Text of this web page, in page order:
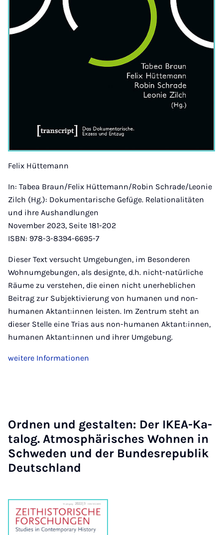
Felix Hüttemann
In: Tabea Braun/Felix Hüttemann/Robin Schrade/Leonie
Zilch (Hg.): Dokumentarische Gefüge. Relationalitäten
und ihre Aushandlungen
November 2023, Seite 181-202
ISBN: 978-3-8394-6695-7
Dieser Text versucht Umgebungen, im Besonderen
Wohnumgebungen, als designte, d.h. nicht-natürliche
Räume zu verstehen, die einen nicht unerheblichen
Beitrag zur Subjektivierung von humanen und non-
humanen Aktant:innen leisten. Im Zentrum steht an
dieser Stelle eine Trias aus non-humanen Aktant:innen,
humanen Aktant:innen und ihrer Umgebung.
weitere Informationen
Ord­nen und ge­stal­ten: Der IKEA-Ka­
ta­log. At­mo­sphä­ri­sches Woh­nen in
Schwe­den und der Bun­des­re­pu­blik
Deut­sch­land